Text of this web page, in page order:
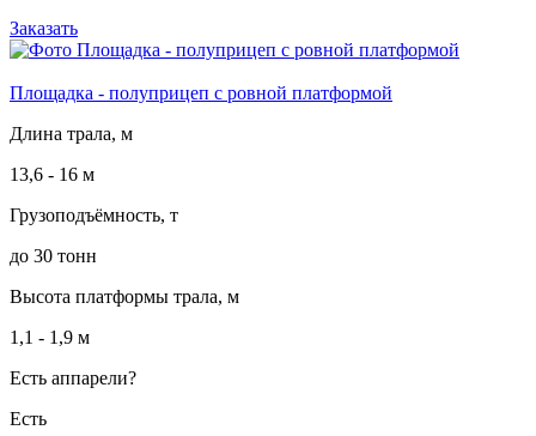
Заказать
Площадка - полуприцеп с ровной платформой
Длина трала, м
13,6 - 16 м
Грузоподъёмность, т
до 30 тонн
Высота платформы трала, м
1,1 - 1,9 м
Есть аппарели?
Есть